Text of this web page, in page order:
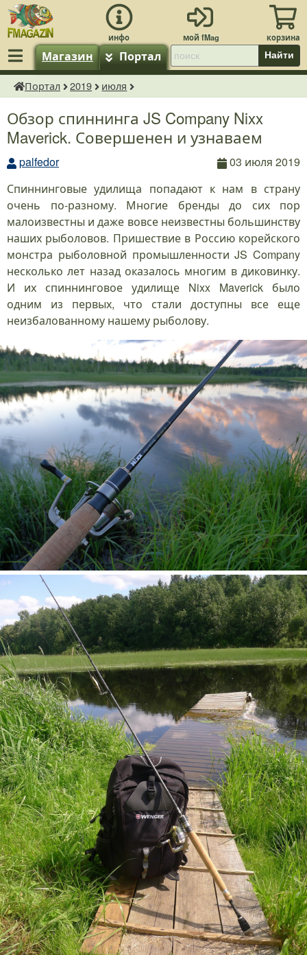
Магазин Портал Найти
fMagazin.ru
Портал 2019 июля
Обзор спиннинга JS Company Nixx
Maverick. Совершенен и узнаваем
palfedor
03 июля 2019
Спиннинговые удилища попадают к нам в страну
очень по-разному. Многие бренды до сих пор
малоизвестны и даже вовсе неизвестны большинству
наших рыболовов. Пришествие в Россию корейского
монстра рыболовной промышленности JS Company
несколько лет назад оказалось многим в диковинку.
И их спиннинговое удилище Nixx Maverick было
одним из первых, что стали доступны все еще
неизбалованному нашему рыболову.